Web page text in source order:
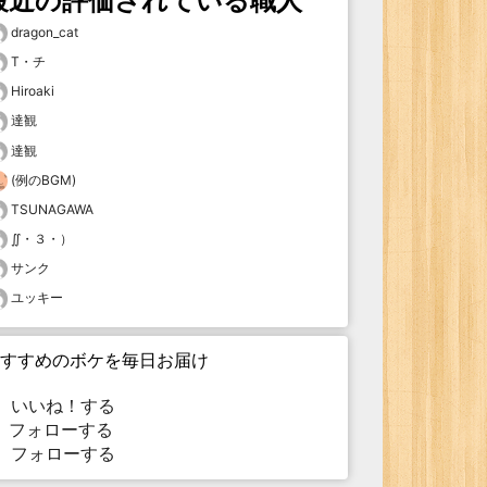
dragon_cat
T・チ
Hiroaki
達観
達観
(例のBGM)
TSUNAGAWA
∬・３・）
サンク
ユッキー
すめのボケを毎日お届け
いいね！する
ォローする
フォローする